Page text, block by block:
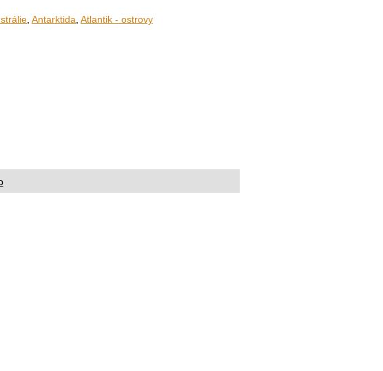
, Antarktida, Atlantik - ostrovy